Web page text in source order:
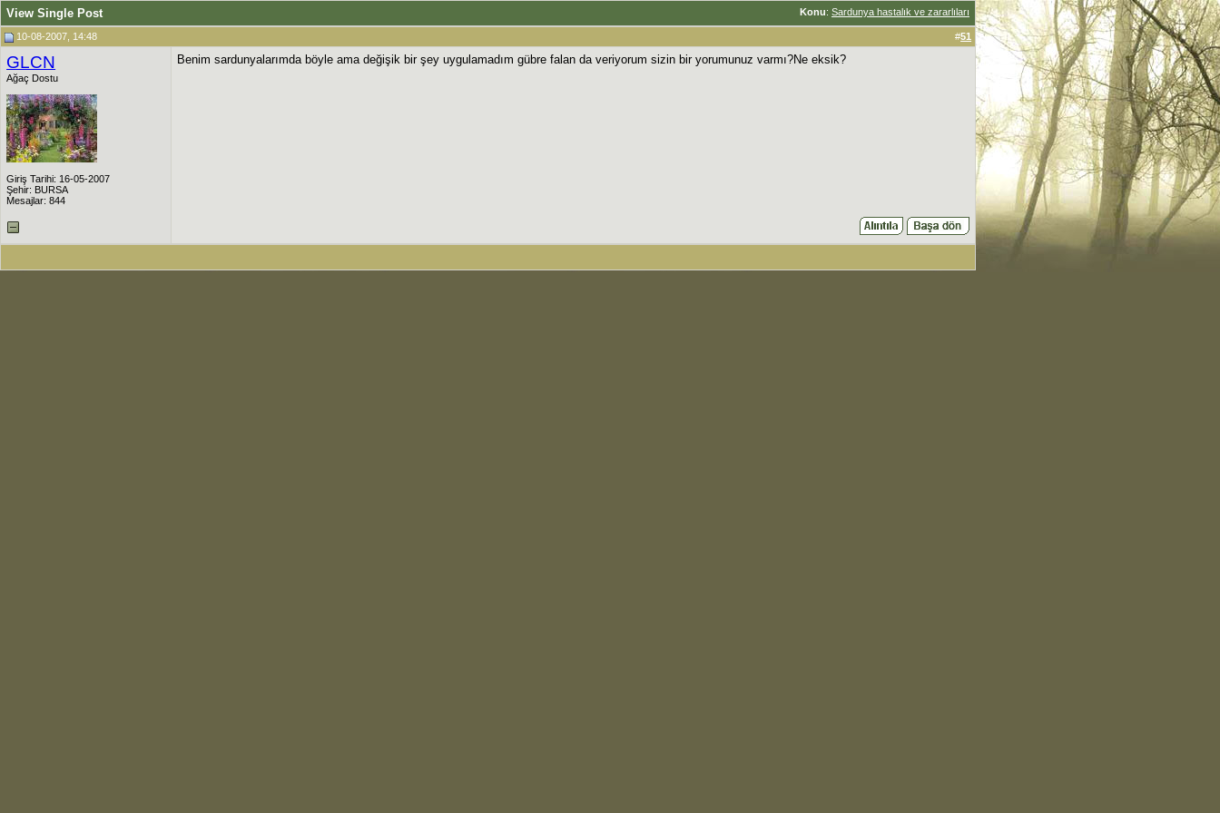
Konu: Sardunya hastalık ve zararlıları
View Single Post
10-08-2007, 14:48 #51
GLCN
Ağaç Dostu
Giriş Tarihi: 16-05-2007
Şehir: BURSA
Mesajlar: 844
Benim sardunyalarımda böyle ama değişik bir şey uygulamadım gübre falan da veriyorum sizin bir yorumunuz varmı?Ne eksik?